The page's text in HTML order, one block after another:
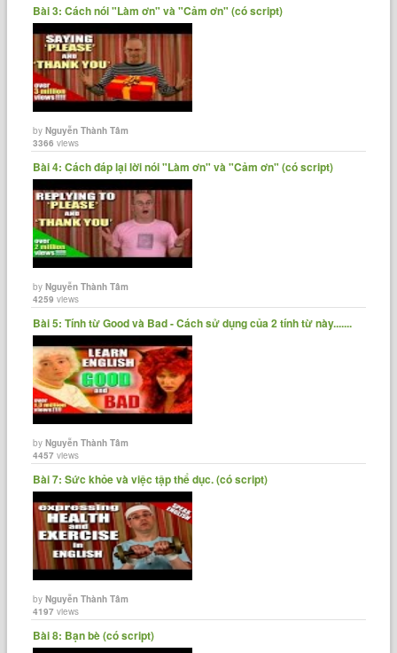
Bài 3: Cách nói "Làm ơn" và "Cảm ơn" (có script)
byNguyễn Thành Tâm
3366 views
Bài 4: Cách đáp lại lời nói "Làm ơn" và "Cảm ơn" (có script)
byNguyễn Thành Tâm
4259 views
Bài 5: Tính từ Good và Bad - Cách sử dụng của 2 tính từ này.......
byNguyễn Thành Tâm
4457 views
Bài 7: Sức khỏe và việc tập thể dục. (có script)
byNguyễn Thành Tâm
4197 views
Bài 8: Bạn bè (có script)